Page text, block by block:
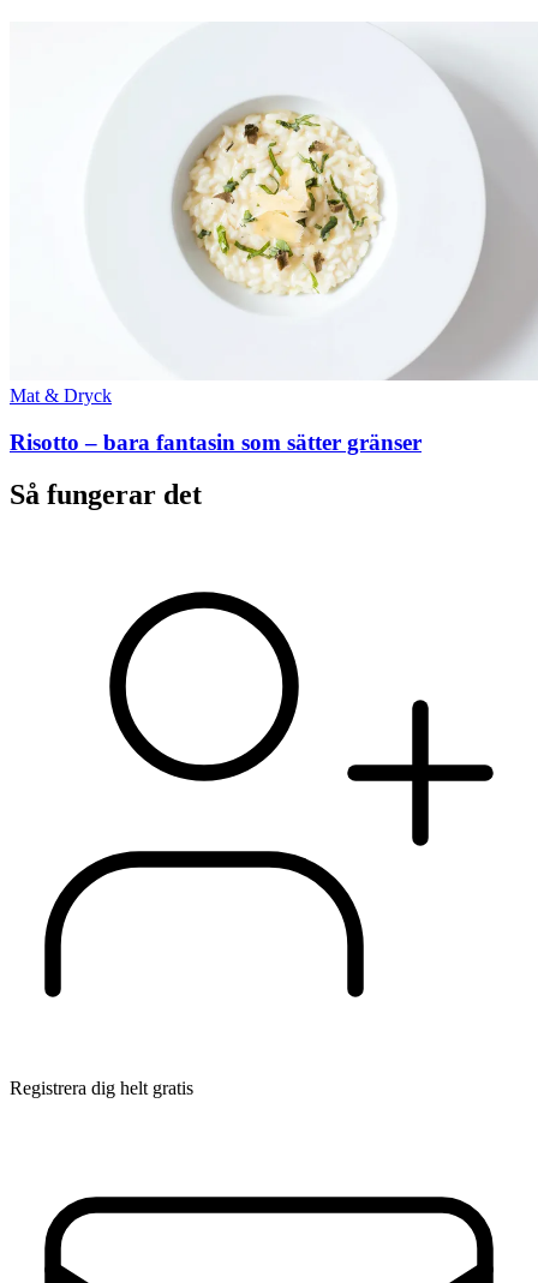
Mat & Dryck
Risotto – bara fantasin som sätter gränser
Så fungerar det
Registrera dig helt gratis